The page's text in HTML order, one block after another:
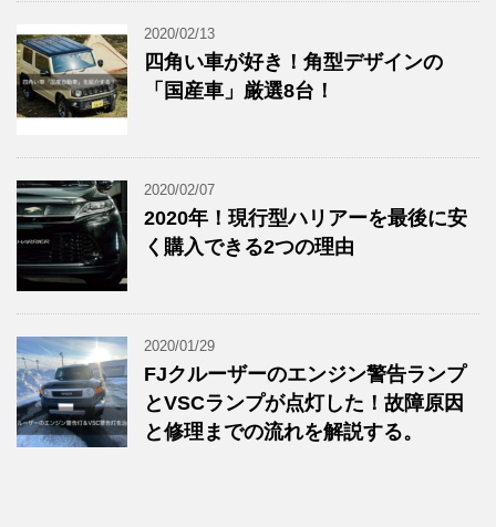
2020/02/13
四角い車が好き！角型デザインの
「国産車」厳選8台！
2020/02/07
2020年！現行型ハリアーを最後に安
く購入できる2つの理由
2020/01/29
FJクルーザーのエンジン警告ランプ
とVSCランプが点灯した！故障原因
と修理までの流れを解説する。